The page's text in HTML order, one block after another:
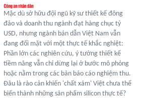
Mặc dù sở hữu đội ngũ kỹ sư thiết kế đông
đảo và doanh thu ngành đạt hàng chục tỷ
USD, nhưng ngành bán dẫn Việt Nam vẫn
đang đối mặt với một thực tế khắc nghiệt:
Phần lớn các nghiên cứu, ý tưởng thiết kế
tiềm năng vẫn chỉ dừng lại ở bước mô phỏng
hoặc nằm trong các bản báo cáo nghiệm thu.
Đâu là rào cản khiến 'chất xám' Việt chưa thể
biến thành những sản phẩm silicon thực tế?